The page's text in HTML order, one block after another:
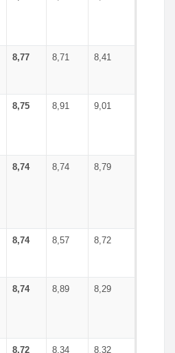
8,77 8,71 8,41
8,75 8,91 9,01
8,74 8,74 8,79
8,74 8,57 8,72
8,74 8,89 8,29
8,72 8,34 8,32